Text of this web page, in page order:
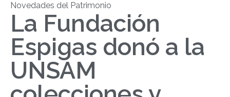
Novedades del Patrimonio
La Fundación
Espigas donó a la
UNSAM